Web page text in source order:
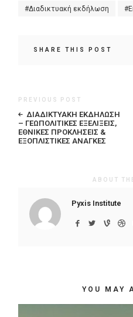
Διαδικτυακή εκδήλωση
SHARE THIS POST
PREVIOUS POST
ΔΙΑΔΙΚΤΥΑΚΗ ΕΚΔΗΛΩΣΗ
– ΓΕΩΠΟΛΙΤΙΚΈΣ ΕΞΕΛΊΞΕΙΣ,
ΕΘΝΙΚΈΣ ΠΡΟΚΛΉΣΕΙΣ &
ΕΞΟΠΛΙΣΤΙΚΈΣ ΑΝΆΓΚΕΣ
ABOUT
Pyxis Institute
YOU MAY